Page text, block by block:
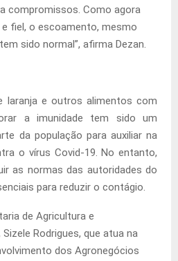
compromissos. Como agora
fiel, o escoamento, mesmo
sido normal”, afirma Dezan.
laranja e outros alimentos com
a imunidade tem sido um
da população para auxiliar na
o vírus Covid-19. No entanto,
as normas das autoridades do
para reduzir o contágio.
de Agricultura e
Rodrigues, que atua na
dos Agronegócios